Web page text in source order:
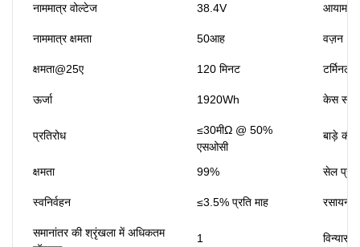
नाममात्र वोल्टेज 38.4V
नाममात्र क्षमता 50आह वज़न
क्षमता@25ए 120 मिनट टर्मिनल
ऊर्जा 1920Wh केस
प्रतिरोध
≤30मीΩ @ 50%
एसओसी
बाड़े की
क्षमता 99% सेल
स्वनिर्वहन ≤3.5% प्रति माह रसायन
समानांतर की श्रृंखला में अधिकतम
1 विन्यास